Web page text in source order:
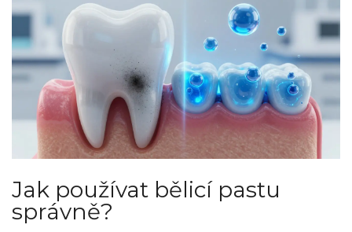
Jak používat bělicí pastu
správně?